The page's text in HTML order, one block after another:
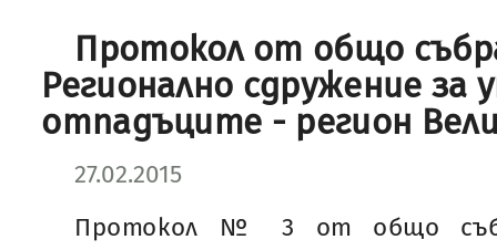
Протокол от общо
Регионално сдружение за
отпадъците - регион
27.02.2015
Протокол № 3 от общо